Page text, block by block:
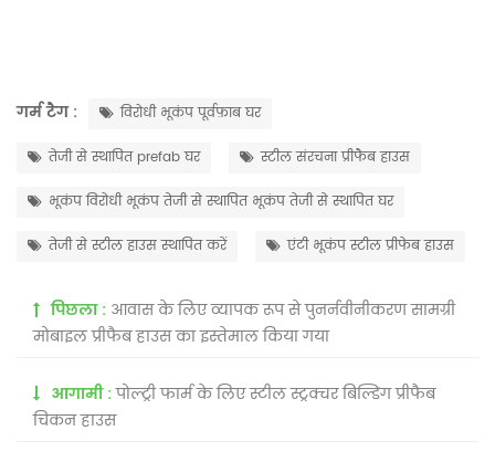
गर्म टैग : विरोधी भूकंप पूर्वफ़ाब घर
तेजी से स्थापित prefab घर स्टील संरचना प्रीफैब हाउस
भूकंप विरोधी भूकंप तेजी से स्थापित भूकंप तेजी से स्थापित घर
तेजी से स्टील हाउस स्थापित करें एंटी भूकंप स्टील प्रीफेब हाउस
पिछला : आवास के लिए व्यापक रूप से पुनर्नवीनीकरण सामग्री
मोबाइल प्रीफैब हाउस का इस्तेमाल किया गया
आगामी :पोल्ट्री फार्म के लिए स्टील स्ट्रक्चर बिल्डिंग प्रीफैब
चिकन हाउस